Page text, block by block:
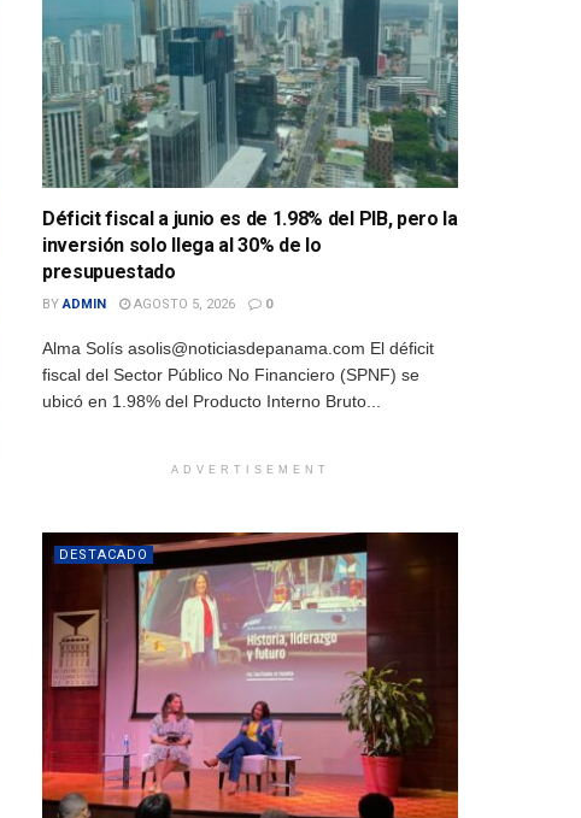
Déficit fiscal a junio es de 1.98% del PIB, pero la
inversión solo llega al 30% de lo
presupuestado
BY ADMIN AGOSTO 5, 2026 0
Alma Solís asolis@noticiasdepanama.com El déficit
fiscal del Sector Público No Financiero (SPNF) se
ubicó en 1.98% del Producto Interno Bruto...
ADVERTISEMENT
DESTACADO